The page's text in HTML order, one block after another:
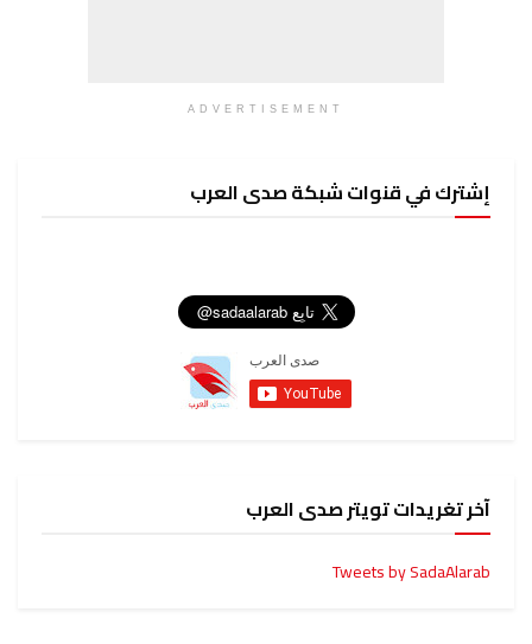
ADVERTISEMENT
إشترك في قنوات شبكة صدى العرب
آخر تغريدات تويتر صدى العرب
Tweets by SadaAlarab